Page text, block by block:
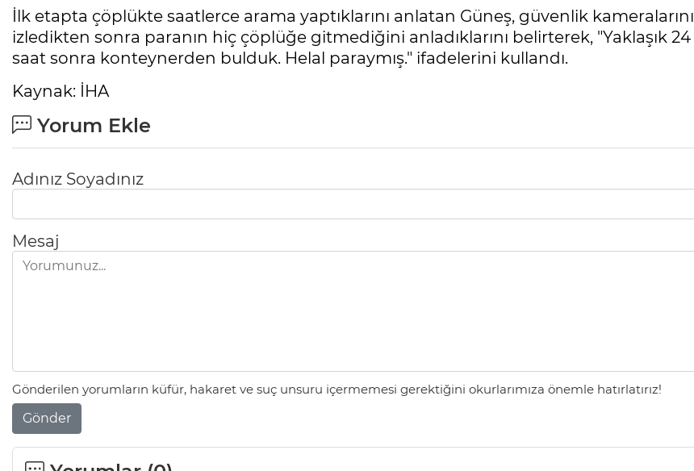
İlk etapta çöplükte saatlerce arama yaptıklarını anlatan Güneş, güvenlik kameralarını
izledikten sonra paranın hiç çöplüğe gitmediğini anladıklarını belirterek, "Yaklaşık 24
saat sonra konteynerden bulduk. Helal paraymış." ifadelerini kullandı.
Kaynak: İHA
Yorum Ekle
Adınız Soyadınız
Mesaj
Gönderilen yorumların küfür, hakaret ve suç unsuru içermemesi gerektiğini okurlarımıza önemle hatırlatırız!
Gönder